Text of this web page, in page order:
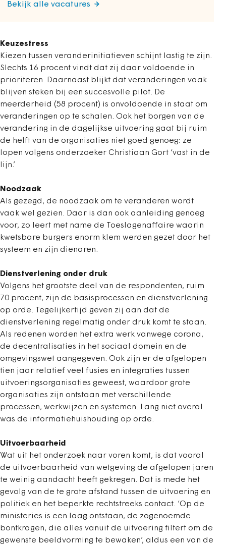
Bekijk alle vacatures
Keuzestress
Kiezen tussen veranderinitiatieven schijnt lastig te zijn.
Slechts 16 procent vindt dat zij daar voldoende in
prioriteren. Daarnaast blijkt dat veranderingen vaak
blijven steken bij een succesvolle pilot. De
meerderheid (58 procent) is onvoldoende in staat om
veranderingen op te schalen. Ook het borgen van de
verandering in de dagelijkse uitvoering gaat bij ruim
de helft van de organisaties niet goed genoeg: ze
lopen volgens onderzoeker Christiaan Gort ‘vast in de
lijn.’
Noodzaak
Als gezegd, de noodzaak om te veranderen wordt
vaak wel gezien. Daar is dan ook aanleiding genoeg
voor, zo leert met name de Toeslagenaffaire waarin
kwetsbare burgers enorm klem werden gezet door het
systeem en zijn dienaren.
Dienstverlening onder druk
Volgens het grootste deel van de respondenten, ruim
70 procent, zijn de basisprocessen en dienstverlening
op orde. Tegelijkertijd geven zij aan dat de
dienstverlening regelmatig onder druk komt te staan.
Als redenen worden het extra werk vanwege corona,
de decentralisaties in het sociaal domein en de
omgevingswet aangegeven. Ook zijn er de afgelopen
tien jaar relatief veel fusies en integraties tussen
uitvoeringsorganisaties geweest, waardoor grote
organisaties zijn ontstaan met verschillende
processen, werkwijzen en systemen. Lang niet overal
was de informatiehuishouding op orde.
Uitvoerbaarheid
Wat uit het onderzoek naar voren komt, is dat vooral
de uitvoerbaarheid van wetgeving de afgelopen jaren
te weinig aandacht heeft gekregen. Dat is mede het
gevolg van de te grote afstand tussen de uitvoering en
politiek en het beperkte rechtstreeks contact. ‘Op de
ministeries is een laag ontstaan, de zogenoemde
bontkragen, die alles vanuit de uitvoering filtert om de
gewenste beeldvorming te bewaken’, aldus een van de